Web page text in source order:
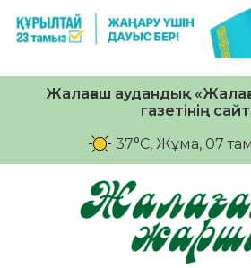
Жалағаш аудандық
газетінің
37°C, Жұма, 07